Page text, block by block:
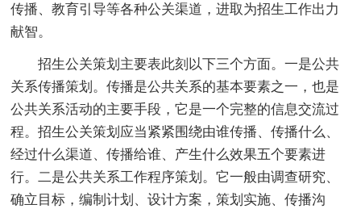
传播、教育引导等各种公关渠道，进取为招生工作出力
献智。
招生公关策划主要表此刻以下三个方面。一是公共
关系传播策划。传播是公共关系的基本要素之一，也是
公共关系活动的主要手段，它是一个完整的信息交流过
程。招生公关策划应当紧紧围绕由谁传播、传播什么、
经过什么渠道、传播给谁、产生什么效果五个要素进
行。二是公共关系工作程序策划。它一般由调查研究、
确立目标，编制计划、设计方案，策划实施、传播沟